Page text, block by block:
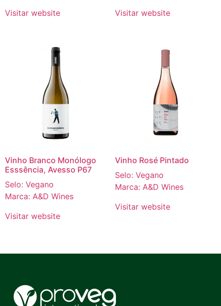
Visitar website
Visitar website
Vinho Branco Monólogo
Esssência, Avesso P67
Selo: Vegano
Marca: A&D Wines
Visitar website
Vinho Rosé Pintado
Selo: Vegano
Marca: A&D Wines
Visitar website